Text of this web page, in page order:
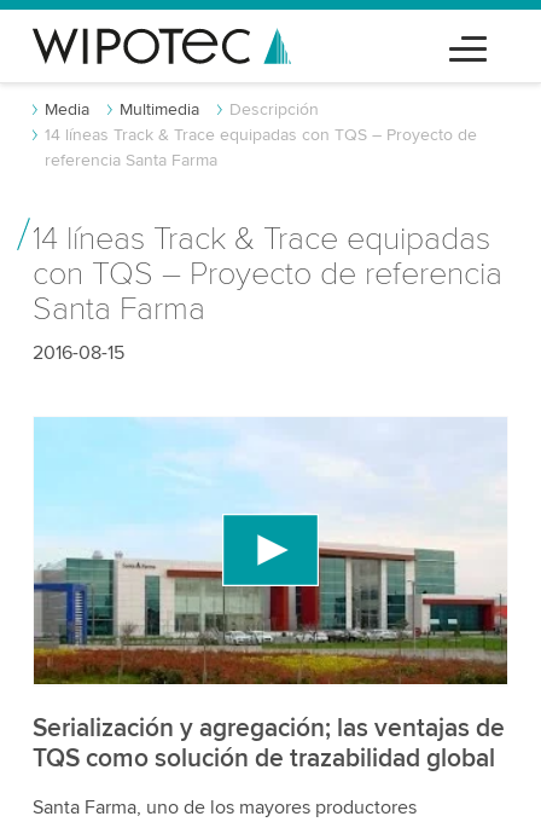
Media Multimedia
Descripción
14 líneas Track & Trace equipadas con TQS – Proyecto de
referencia Santa Farma
14 líneas Track & Trace equipadas
con TQS – Proyecto de referencia
Santa Farma
2016-08-15
¡Necesitamos tu consentimiento para
cargar el servicio de video de YouTube!
Utilizamos un servicio de terceros para incrustar
contenido de video que puede recopilar datos
sobre tu actividad. Por favor, revisa los detalles y
acepta el servicio para ver este video.
Aceptar Más información
Serialización y agregación; las ventajas de
TQS como solución de trazabilidad global
Santa Farma, uno de los mayores productores